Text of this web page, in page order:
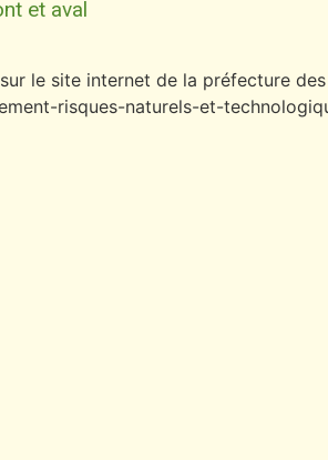
et aval
le site internet de la préfecture
risques-naturels-et-